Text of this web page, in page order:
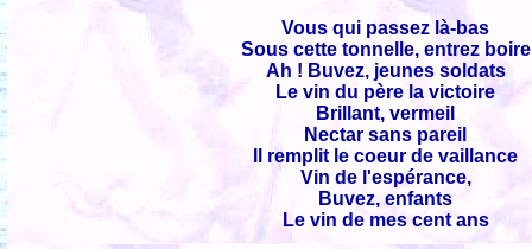
Vous qui passez là-bas
Sous cette tonnelle, entrez boire
Ah ! Buvez, jeunes soldats
Le vin du père la victoire
Brillant, vermeil
Nectar sans pareil
Il remplit le coeur de vaillance
Vin de l'espérance,
Buvez, enfants
Le vin de mes cent ans